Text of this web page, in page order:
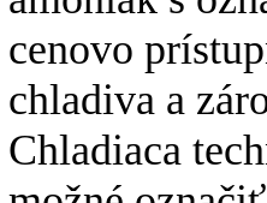
cenovo
chladiva a
Chladiaca